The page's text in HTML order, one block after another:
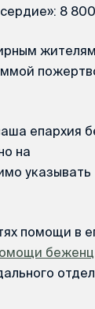
8
епархия
на
помощи в